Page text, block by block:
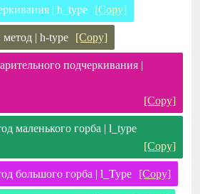
| h_type [Copy]
| h-type [Copy]
подчеркивания |
[Copy]
маленького горба | l_type
[Copy]
большого горба | l_Type [Copy]